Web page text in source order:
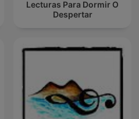
Lecturas Para Dormir O
Despertar